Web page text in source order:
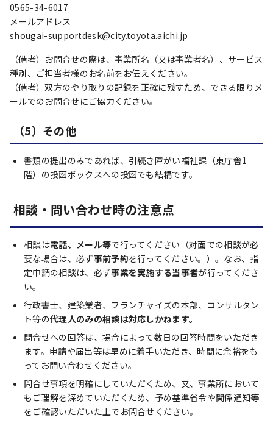
0565-34-6017
メールアドレス
shougai-supportdesk@city.toyota.aichi.jp
（備考）お問合せの際は、事業所名（又は事業者名）、サービス
種別、ご担当者様のお名前をお伝えください。
（備考）双方のやり取りの記録を正確に残すため、できる限りメ
ールでのお問合せにご協力ください。
（5）その他
書類の提出のみであれば、引続き障がい福祉課（東庁舎1
階）の投函ボックスへの投函でも結構です。
相談・問い合わせ時の注意点
相談は電話、メール等で行ってください（対面での相談が必
要な場合は、必ず事前予約を行ってください。）。なお、指
定申請の相談は、必ず事業を実施する当事者が行ってくださ
い。
行政書士、建築業者、フランチャイズの本部、コンサルタン
ト等の代理人のみの相談は対応しかねます。
問合せへの回答は、場合によって数日の回答時間をいただき
ます。申請や届出等は早めに着手いただき、時間に余裕をも
ってお問い合わせください。
問合せ事項を明確にしていただくため、又、事業所において
もご理解を深めていただくため、予め基準省令や関係通知等
をご確認いただいた上でお問合せください。